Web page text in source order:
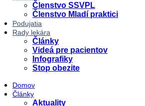
Členstvo SSVPL
Členstvo Mladí praktici
Podujatia
Rady lekára
Články
Videá pre pacientov
Infografiky
Stop obezite
Domov
Články
Aktuality